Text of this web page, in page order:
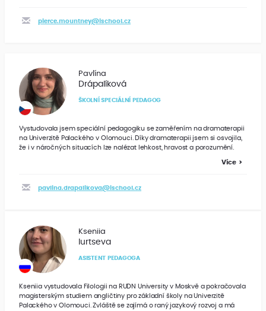
pierce.mountney@ischool.cz
Pavlína
Drápalíková
ŠKOLNÍ SPECIÁLNÍ PEDAGOG
Vystudovala jsem speciální pedagogiku se zaměřením na dramaterapii
na Univerzitě Palackého v Olomouci. Díky dramaterapii jsem si osvojila,
že i v náročných situacích lze nalézat lehkost, hravost a porozumění.
Více
pavlina.drapalikova@ischool.cz
Kseniia
Iurtseva
ASISTENT PEDAGOGA
Kseniia vystudovala Filologii na RUDN University v Moskvě a pokračovala
magisterským studiem angličtiny pro základní školy na Univerzitě
Palackého v Olomouci. Zvláště se zajímá o raný jazykový rozvoj a má